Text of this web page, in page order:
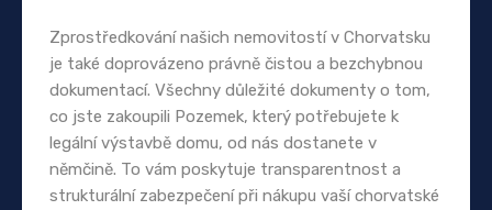
Zprostředkování našich nemovitostí v Chorvatsku
je také doprovázeno právně čistou a bezchybnou
dokumentací. Všechny důležité dokumenty o tom,
co jste zakoupili Pozemek, který potřebujete k
legální výstavbě domu, od nás dostanete v
němčině. To vám poskytuje transparentnost a
strukturální zabezpečení při nákupu vaší chorvatské